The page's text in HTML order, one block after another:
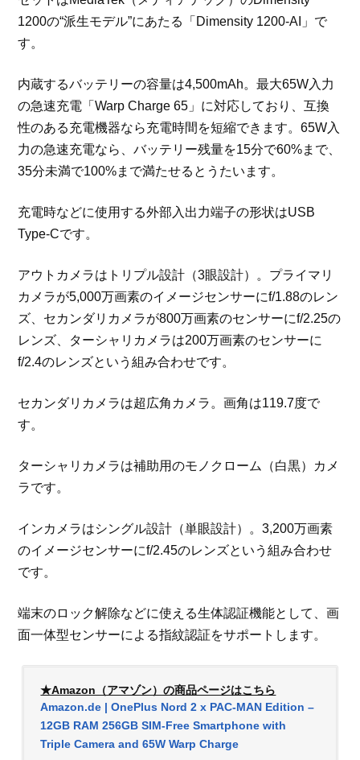
1200の“派生モデル”にあたる「Dimensity 1200-AI」で
す。
内蔵するバッテリーの容量は4,500mAh。最大65W入力
の急速充電「Warp Charge 65」に対応しており、互換
性のある充電機器なら充電時間を短縮できます。65W入
力の急速充電なら、バッテリー残量を15分で60%まで、
35分未満で100%まで満たせるとうたいます。
充電時などに使用する外部入出力端子の形状はUSB
Type-Cです。
アウトカメラはトリプル設計（3眼設計）。プライマリ
カメラが5,000万画素のイメージセンサーにf/1.88のレン
ズ、セカンダリカメラが800万画素のセンサーにf/2.25の
レンズ、ターシャリカメラは200万画素のセンサーに
f/2.4のレンズという組み合わせです。
セカンダリカメラは超広角カメラ。画角は119.7度で
す。
ターシャリカメラは補助用のモノクローム（白黒）カメ
ラです。
インカメラはシングル設計（単眼設計）。3,200万画素
のイメージセンサーにf/2.45のレンズという組み合わせ
です。
端末のロック解除などに使える生体認証機能として、画
面一体型センサーによる指紋認証をサポートします。
★Amazon（アマゾン）の商品ページはこちら
Amazon.de | OnePlus Nord 2 x PAC-MAN Edition –
12GB RAM 256GB SIM-Free Smartphone with
Triple Camera and 65W Warp Charge